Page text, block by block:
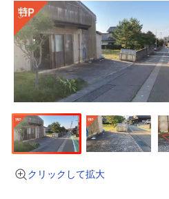
クリックして拡大